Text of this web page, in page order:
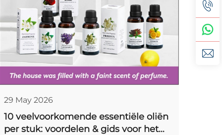
29 May 2026
10 veelvoorkomende essentiële oliën
per stuk: voordelen & gids voor het